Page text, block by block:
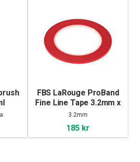
FBS LaRouge ProBand
Fine Line Tape 3.2mm x
55m
3.2mm
185 kr